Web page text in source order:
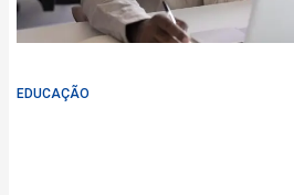
EDUCAÇÃO